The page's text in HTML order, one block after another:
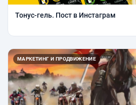
Тонус-гель. Пост в Инстаграм
МАРКЕТИНГ И ПРОДВИЖЕНИЕ